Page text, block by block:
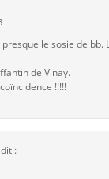
le sosie de bb.
de Vinay.
!!!!!
dit :